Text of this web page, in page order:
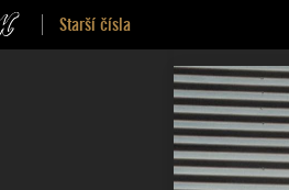
Starší čísla